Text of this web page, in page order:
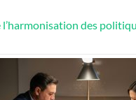
l’harmonisation des